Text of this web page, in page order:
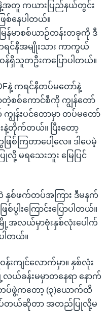
နှံနဲ့အတူ ကယားပြည်နယ်တွင်း
နေပါတယ်။
န်မာစစ်ယာဉ်တန်းတခုကို ဒီ
နီအမျိုးသား ကာကွယ်
ဝန်ရှိသူတဦးကပြောပါတယ်။
နဲ့ ကရင်နီတပ်မတော်နဲ့
ာတဲ့စစ်ကောင်စီကို ကျွန်တော်
န်းပင်တောမှာ တပ်မတော်
တိုက်တယ်။ ပြီးတော့
စ်ကြတာပေါ့လေ။ ဒါပေမဲ့
မရသေးဘူး မြေပြင်
စ်ဖက်တပ်အကြား ဒီမနက်
းကြောင်းပြောပါတယ်။
ြို့အလယ်မှာဗုံးနှစ်လုံးပေါက်
ါတယ်။
န်းကျင်လောက်မှာ။ နှစ်လုံး
ခန်းမမှာတနေရာ နောက်
ပ်ဖွဲ့ကတော့ (၃)ယောက်ထိ
ယ်ဆိုတာ အတည်ပြုလို့မ